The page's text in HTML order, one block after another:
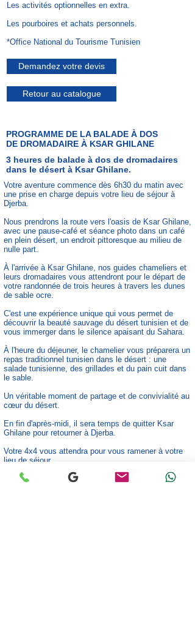
Les activités optionnelles en extra.
Les pourboires et achats personnels.
*Office National du Tourisme Tunisien
Demandez votre devis
Retour au catalogue
PROGRAMME DE LA BALADE À DOS
DE DROMADAIRE À KSAR GHILANE
3 heures de balade à dos de dromadaires
dans le désert à Ksar Ghilane.
Votre aventure commence dès 6h30 du matin avec
une prise en charge depuis votre lieu de séjour à
Djerba.
Nous prendrons la route vers l'oasis de Ksar Ghilane,
avec une pause-café et séance photo dans un café
en plein désert, un endroit pittoresque au milieu de
nulle part.
À l'arrivée à Ksar Ghilane, nos guides chameliers et
leurs dromadaires vous attendront pour le départ de
votre randonnée de trois heures à travers les dunes
de sable ocre.
C'est une expérience unique qui vous permet de
découvrir la beauté sauvage du désert tunisien et de
vous immerger dans le silence apaisant du Sahara.
À l'heure du déjeuner, le chamelier vous préparera un
repas traditionnel tunisien dans le désert : une
salade tunisienne, des grillades et du pain cuit dans
le sable.
Un véritable moment de partage et de convivialité au
cœur du désert.
En fin d'après-midi, il sera temps de quitter Ksar
Ghilane pour retourner à Djerba.
Votre 4x4 vous attendra pour vous ramener à votre
lieu de séjour.
Cette journée sera une véritable immersion dans la